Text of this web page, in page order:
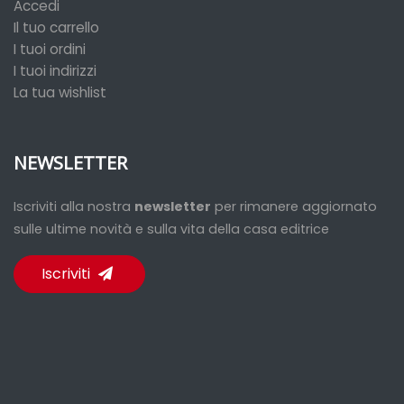
Accedi
Il tuo carrello
I tuoi ordini
I tuoi indirizzi
La tua wishlist
NEWSLETTER
Iscriviti alla nostra newsletter per rimanere aggiornato
sulle ultime novità e sulla vita della casa editrice
Iscriviti